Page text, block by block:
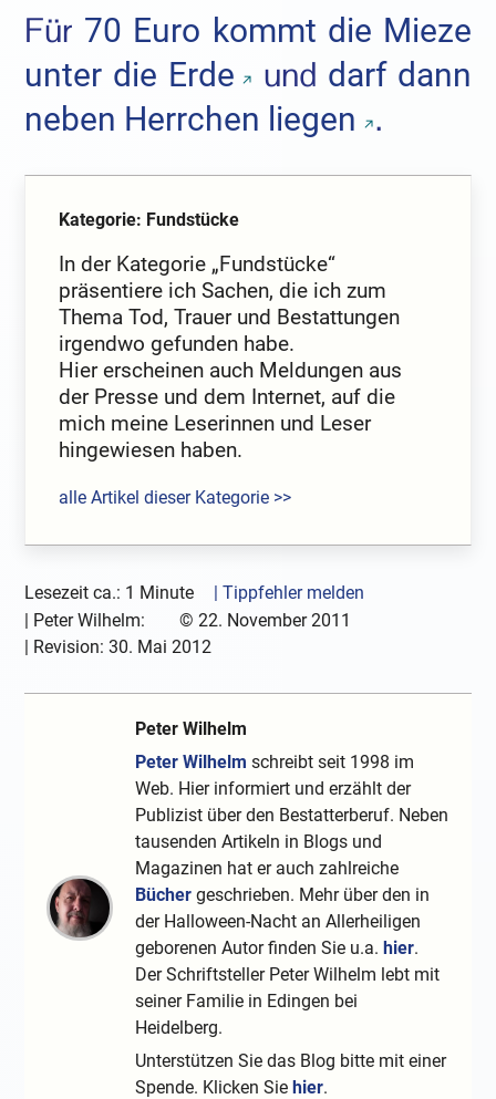
Für 70 Euro kommt die Mieze
unter die Erde
und darf dann
neben Herrchen liegen .
Kategorie: Fundstücke
In der Kategorie „Fundstücke“
präsentiere ich Sachen, die ich zum
Thema Tod, Trauer und Bestattungen
irgendwo gefunden habe.
Hier erscheinen auch Meldungen aus
der Presse und dem Internet, auf die
mich meine Leserinnen und Leser
hingewiesen haben.
alle Artikel dieser Kategorie >>
Lesezeit ca.: 1 Minute
| Tippfehler melden
| Peter Wilhelm: © 22. November 2011
| Revision:30. Mai 2012
Peter Wilhelm
Peter Wilhelm schreibt seit 1998 im
Web. Hier informiert und erzählt der
Publizist über den Bestatterberuf. Neben
tausenden Artikeln in Blogs und
Magazinen hat er auch zahlreiche
Bücher geschrieben. Mehr über den in
der Halloween-Nacht an Allerheiligen
geborenen Autor finden Sie u.a.hier.
Der Schriftsteller Peter Wilhelm lebt mit
seiner Familie in Edingen bei
Heidelberg.
Unterstützen Sie das Blog bitte mit einer
Spende. Klicken Siehier.